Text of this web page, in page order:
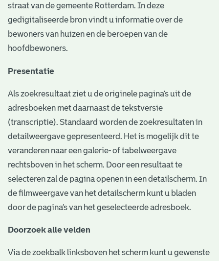
straat van de gemeente Rotterdam. In deze
gedigitaliseerde bron vindt u informatie over de
bewoners van huizen en de beroepen van de
hoofdbewoners.
Presentatie
Als zoekresultaat ziet u de originele pagina’s uit de
adresboeken met daarnaast de tekstversie
(transcriptie). Standaard worden de zoekresultaten in
detailweergave gepresenteerd. Het is mogelijk dit te
veranderen naar een galerie- of tabelweergave
rechtsboven in het scherm. Door een resultaat te
selecteren zal de pagina openen in een detailscherm. In
de filmweergave van het detailscherm kunt u bladen
door de pagina’s van het geselecteerde adresboek.
Doorzoek alle velden
Via de zoekbalk linksboven het scherm kunt u gewenste